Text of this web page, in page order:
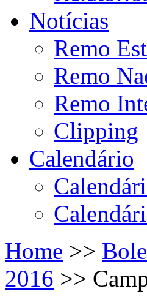
Notícias
Remo
Remo
Remo
Clipping
Calendário
Home >>
2016 >>